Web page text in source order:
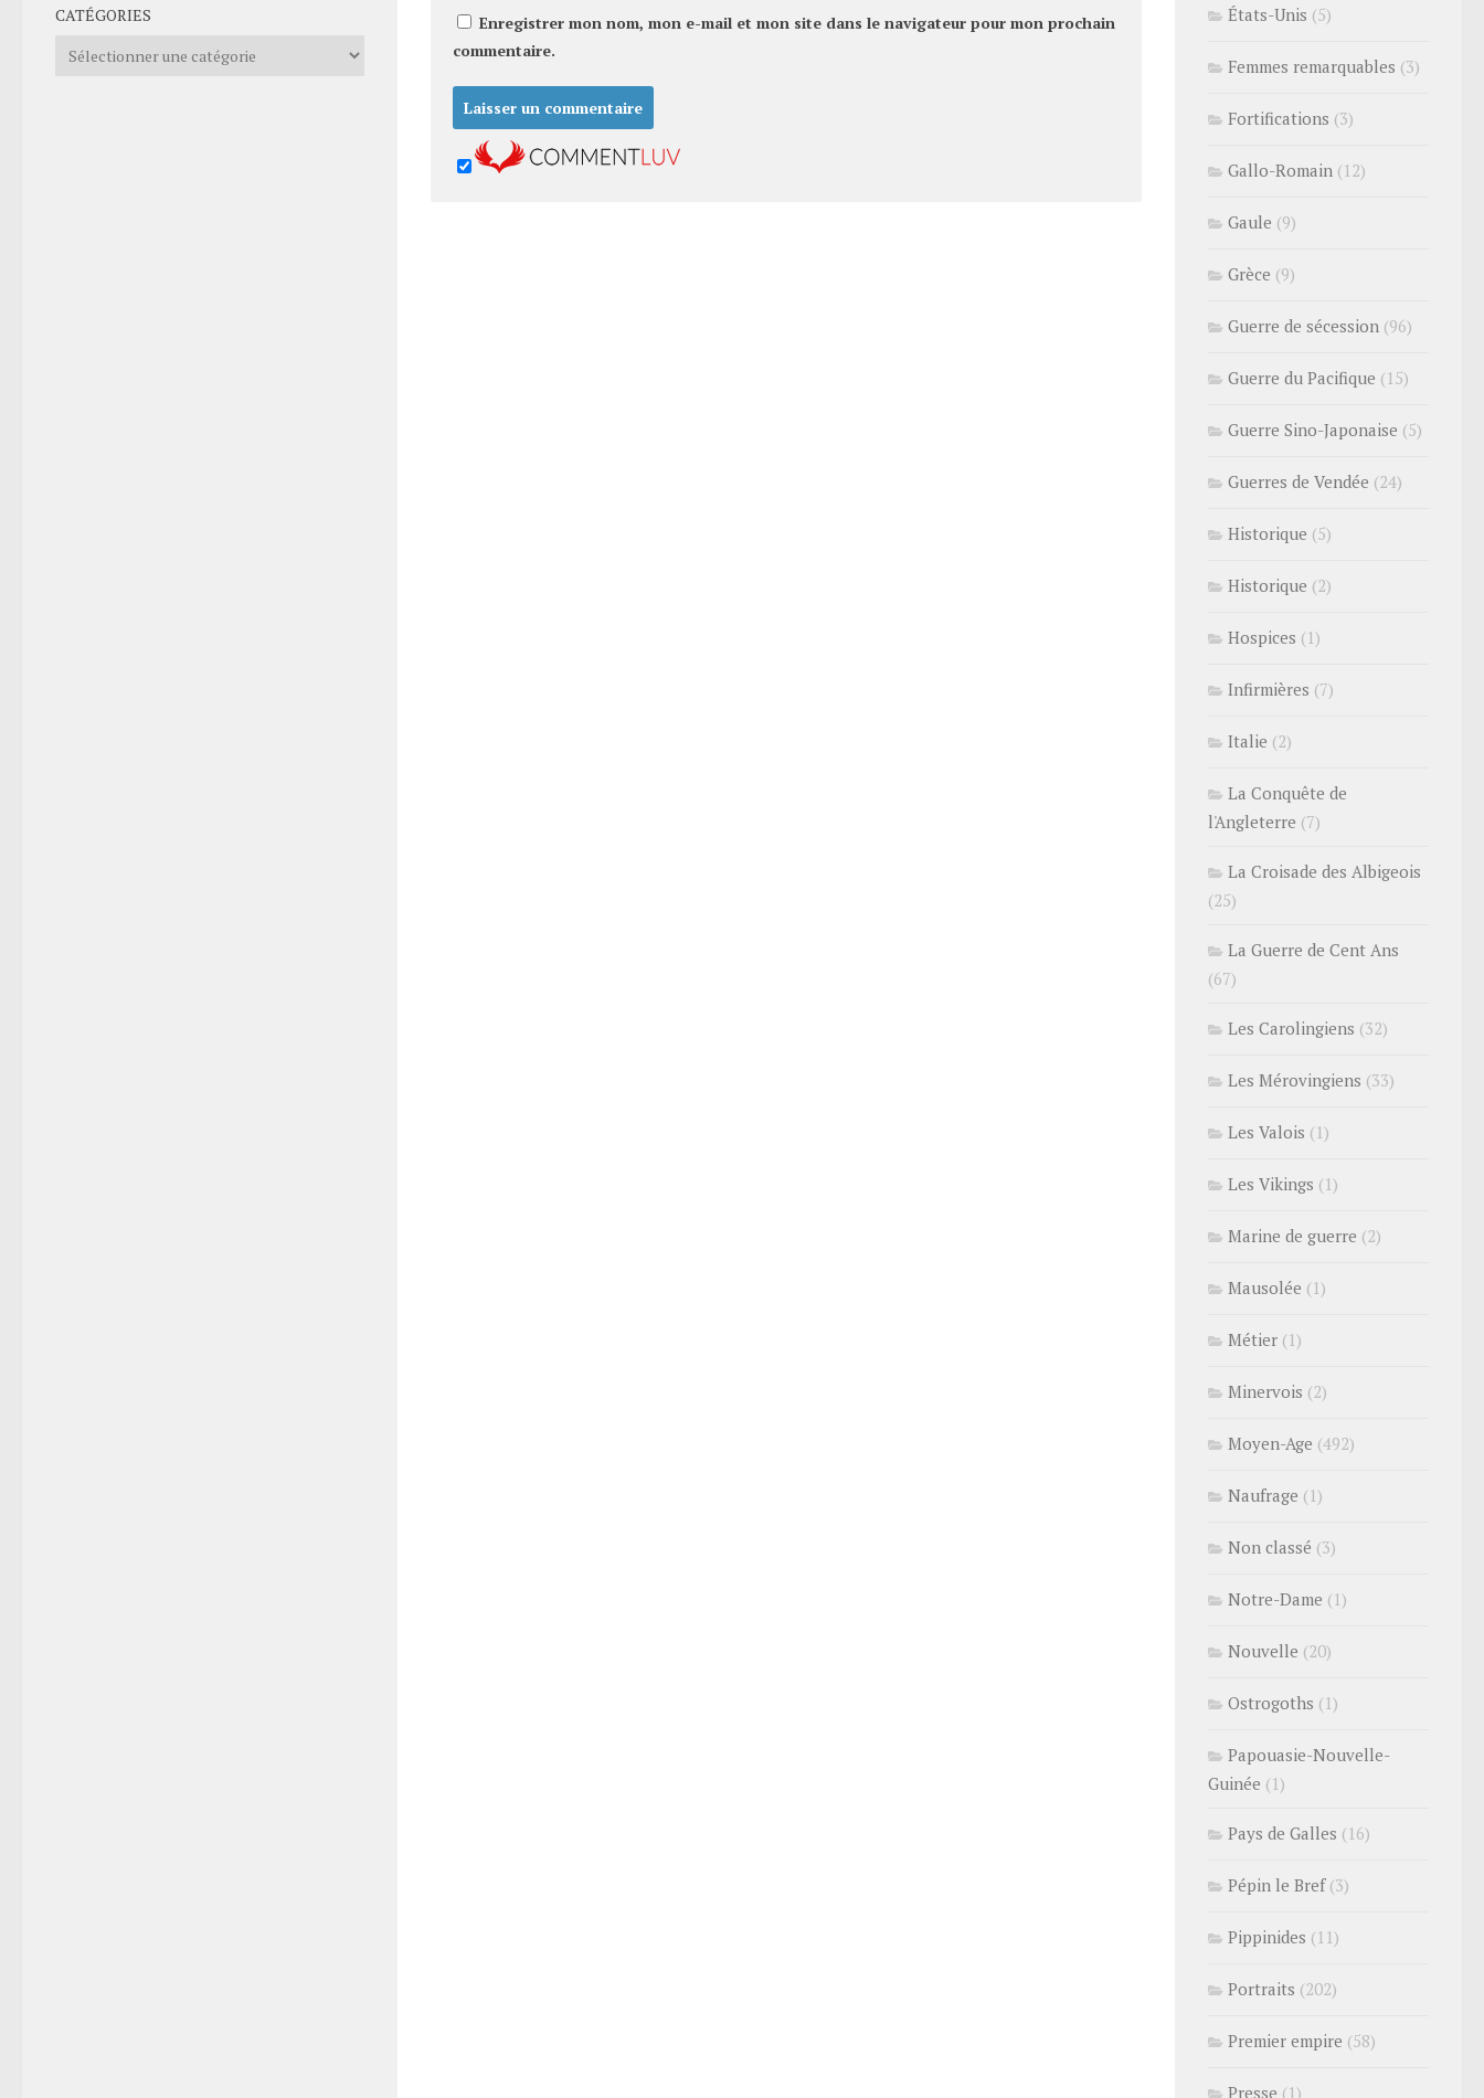
Enregistrer mon nom, mon e-mail et mon site dans le navigateur pour mon prochain
commentaire.
CATÉGORIES
Catégories
États-Unis (5)
Femmes remarquables (3)
Fortifications (3)
Gallo-Romain (12)
Gaule (9)
Grèce (9)
Guerre de sécession (96)
Guerre du Pacifique (15)
Guerre Sino-Japonaise (5)
Guerres de Vendée (24)
Historique (5)
Historique (2)
Hospices (1)
Infirmières (7)
Italie (2)
La Conquête de
l'Angleterre (7)
La Croisade des Albigeois
(25)
La Guerre de Cent Ans
(67)
Les Carolingiens (32)
Les Mérovingiens (33)
Les Valois (1)
Les Vikings (1)
Marine de guerre (2)
Mausolée (1)
Métier (1)
Minervois (2)
Moyen-Age (492)
Naufrage (1)
Non classé (3)
Notre-Dame (1)
Nouvelle (20)
Ostrogoths (1)
Papouasie-Nouvelle-
Guinée (1)
Pays de Galles (16)
Pépin le Bref(3)
Pippinides (11)
Portraits (202)
Premier empire (58)
Presse (1)